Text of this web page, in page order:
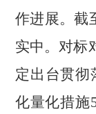
作进展。截
实中。对标
定出台贯彻
化量化措施